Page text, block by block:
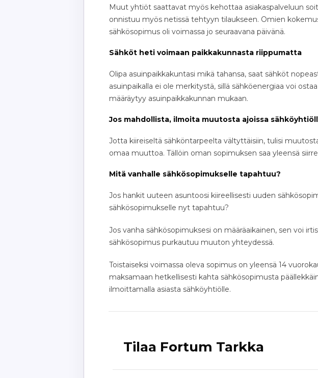
Muut yhtiöt saattavat myös kehottaa asiakaspalveluun
onnistuu myös netissä tehtyyn tilaukseen. Omien
sähkösopimus oli voimassa jo seuraavana päivänä.
Sähköt heti voimaan paikkakunnasta riippumatta
Olipa asuinpaikkakuntasi mikä tahansa, saat sähköt
asuinpaikalla ei ole merkitystä, sillä sähköenergiaa voi
määräytyy asuinpaikkakunnan mukaan.
Jos mahdollista, ilmoita muutosta ajoissa
Jotta kiireiseltä sähköntarpeelta vältyttäisiin, tulisi
omaa muuttoa. Tällöin oman sopimuksen saa yleensä
Mitä vanhalle sähkösopimukselle tapahtuu?
Jos hankit uuteen asuntoosi kiireellisesti uuden
sähkösopimukselle nyt tapahtuu?
Jos vanha sähkösopimuksesi on määräaikainen, sen voi
sähkösopimus purkautuu muuton yhteydessä.
Toistaiseksi voimassa oleva sopimus on yleensä 14
maksamaan hetkellisesti kahta sähkösopimusta
ilmoittamalla asiasta sähköyhtiölle.
Tilaa Fortum Tarkka